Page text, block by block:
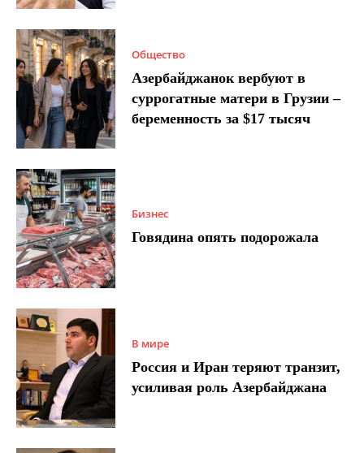
Общество
Азербайджанок вербуют в
суррогатные матери в Грузии –
беременность за $17 тысяч
Бизнес
Говядина опять подорожала
В мире
Россия и Иран теряют транзит,
усиливая роль Азербайджана